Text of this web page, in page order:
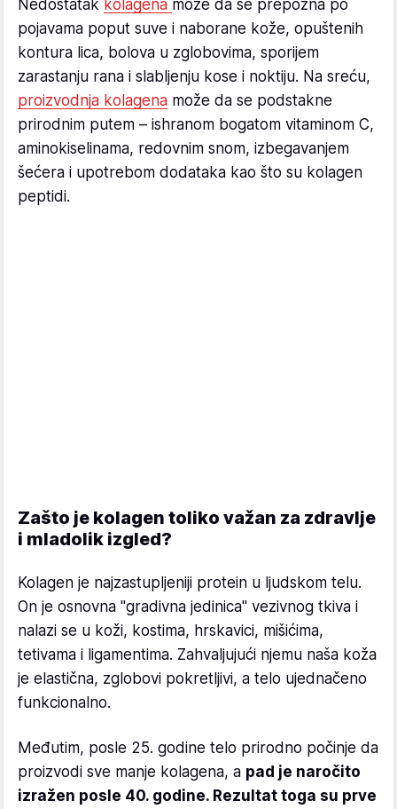
Nedostatak kolagena može da se prepozna po
pojavama poput suve i naborane kože, opuštenih
kontura lica, bolova u zglobovima, sporijem
zarastanju rana i slabljenju kose i noktiju. Na sreću,
proizvodnja kolagena može da se podstakne
prirodnim putem – ishranom bogatom vitaminom C,
aminokiselinama, redovnim snom, izbegavanjem
šećera i upotrebom dodataka kao što su kolagen
peptidi.
Zašto je kolagen toliko važan za zdravlje
i mladolik izgled?
Kolagen je najzastupljeniji protein u ljudskom telu.
On je osnovna "gradivna jedinica" vezivnog tkiva i
nalazi se u koži, kostima, hrskavici, mišićima,
tetivama i ligamentima. Zahvaljujući njemu naša koža
je elastična, zglobovi pokretljivi, a telo ujednačeno
funkcionalno.
Međutim, posle 25. godine telo prirodno počinje da
proizvodi sve manje kolagena, a pad je naročito
izražen posle 40. godine. Rezultat toga su prve